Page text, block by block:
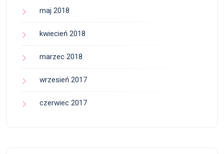
maj 2018
kwiecień 2018
marzec 2018
wrzesień 2017
czerwiec 2017